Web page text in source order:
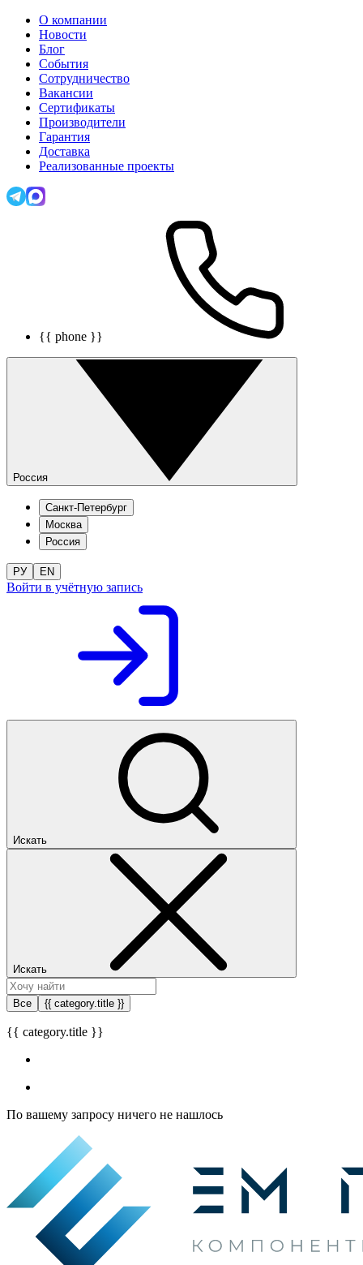
О компании
Новости
Блог
События
Сотрудничество
Вакансии
Сертификаты
Производители
Гарантия
Доставка
Реализованные проекты
{{ phone }}
Россия
Санкт-Петербург
Москва
Россия
РУ EN
Войти в учётную запись
Искать
Искать
Все {{ category.title }}
{{ category.title }}
По вашему запросу ничего не нашлось